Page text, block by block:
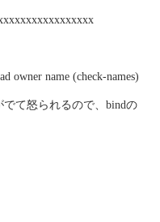
owner name (check-names)
でて怒られるので、bindの